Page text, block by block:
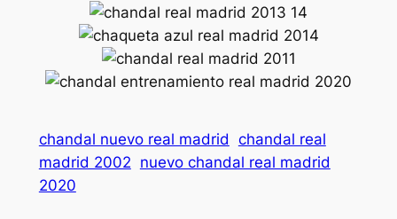
chandal nuevo real madrid chandal real
madrid 2002 nuevo chandal real madrid
2020